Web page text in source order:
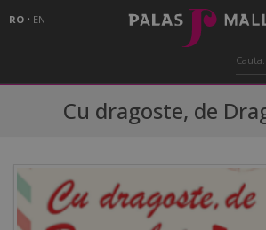
RO • EN
Cu dragoste, de